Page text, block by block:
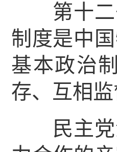
第十二
制度是中
基本政治
存、互相
民主党